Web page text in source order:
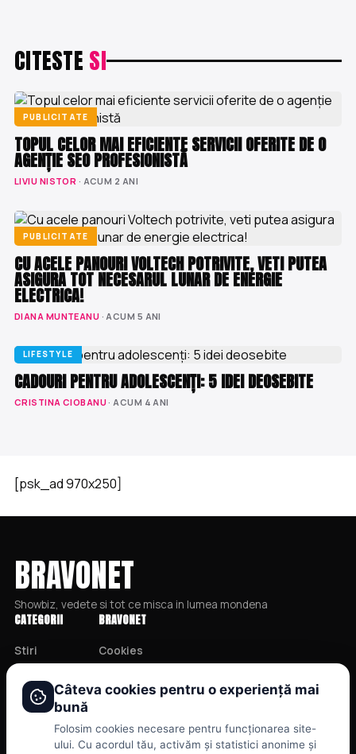
CITESTE SI
PUBLICITATE
TOPUL CELOR MAI EFICIENTE SERVICII OFERITE DE O
AGENȚIE SEO PROFESIONISTĂ
LIVIU NISTOR · ACUM 2 ANI
PUBLICITATE
CU ACELE PANOURI VOLTECH POTRIVITE, VETI PUTEA
ASIGURA TOT NECESARUL LUNAR DE ENERGIE
ELECTRICA!
DIANA MUNTEANU · ACUM 5 ANI
LIFESTYLE
CADOURI PENTRU ADOLESCENȚI: 5 IDEI DEOSEBITE
CRISTINA CIOBANU· ACUM 4 ANI
[psk_ad 970x250]
BRAVONET
Showbiz, vedete si tot ce misca in lumea mondena
CATEGORII
Stiri
Publicitate
Lifestyle
Health & Beauty
BRAVONET
Cookies
Politica De Confidentialitate
Termeni și Condiții
Câteva cookies pentru o experiență mai
bună
Folosim cookies necesare pentru funcționarea site-
ului. Cu acordul tău, activăm și statistici anonime și